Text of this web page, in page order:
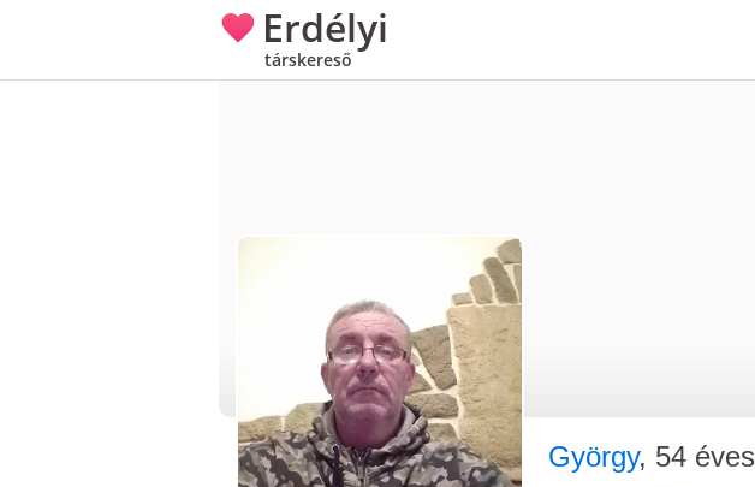
Erdélyi
társkereső
György, 54 éves